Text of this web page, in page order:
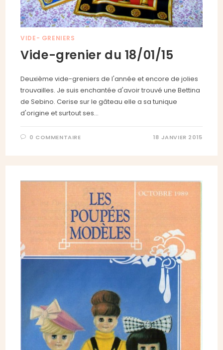
VIDE- GRENIERS
Vide-grenier du 18/01/15
Deuxième vide-greniers de l'année et encore de jolies
trouvailles. Je suis enchantée d'avoir trouvé une Bettina
de Sebino. Cerise sur le gâteau elle a sa tunique
d'origine et surtout ses…
0 COMMENTAIRE 18 JANVIER 2015